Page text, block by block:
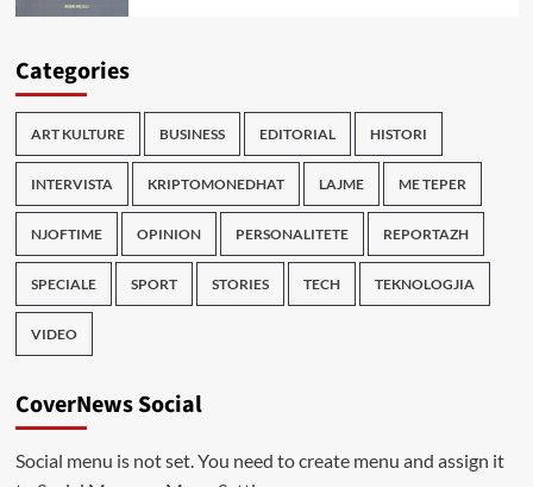
Categories
ART KULTURE BUSINESS EDITORIAL HISTORI
INTERVISTA KRIPTOMONEDHAT LAJME ME TEPER
NJOFTIME OPINION PERSONALITETE REPORTAZH
SPECIALE SPORT STORIES TECH TEKNOLOGJIA
VIDEO
CoverNews Social
Social menu is not set. You need to create menu and assign it